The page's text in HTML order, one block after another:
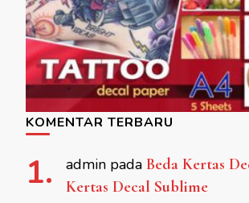
KOMENTAR TERBARU
admin pada Beda Kertas
Kertas Decal Sublime